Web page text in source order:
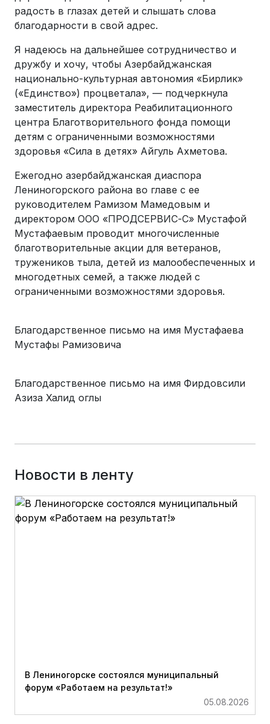
радость в глазах детей и слышать слова
благодарности в свой адрес.
Я надеюсь на дальнейшее сотрудничество и
дружбу и хочу, чтобы Азербайджанская
национально-культурная автономия «Бирлик»
(«Единство») процветала», — подчеркнула
заместитель директора Реабилитационного
центра Благотворительного фонда помощи
детям с ограниченными возможностями
здоровья «Сила в детях» Айгуль Ахметова.
Ежегодно азербайджанская диаспора
Лениногорского района во главе с ее
руководителем Рамизом Мамедовым и
директором ООО «ПРОДСЕРВИС-С» Мустафой
Мустафаевым проводит многочисленные
благотворительные акции для ветеранов,
тружеников тыла, детей из малообеспеченных и
многодетных семей, а также людей с
ограниченными возможностями здоровья.
Благодарственное письмо на имя Мустафаева
Мустафы Рамизовича
Благодарственное письмо на имя Фирдовсили
Азиза Халид оглы
Новости в ленту
В Лениногорске состоялся муниципальный
форум «Работаем на результат!»
05.08.2026